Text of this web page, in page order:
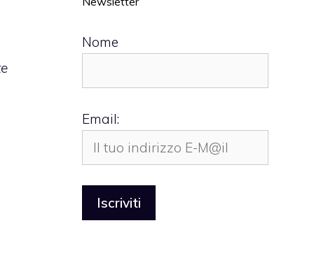
Nome
Email: